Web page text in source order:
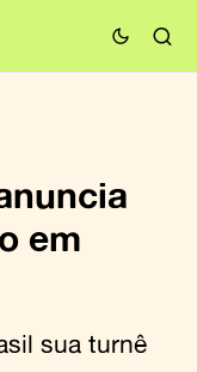
em
sua turnê